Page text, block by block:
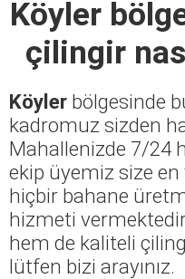
Köyler
çilingir
Köyler bölgesinde
kadromuz sizden
Mahallenizde 7/24
ekip üyemiz size
hiçbir bahane
hizmeti
hem de kaliteli
lütfen bizi arayınız.